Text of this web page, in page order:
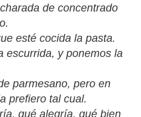
de concentrado
esté cocida la pasta.
escurrida, y ponemos la
parmesano, pero en
prefiero tal cual.
qué alegría, qué bien